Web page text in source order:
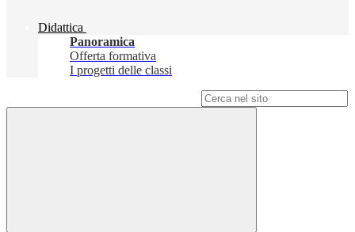
Didattica
Panoramica
Offerta formativa
I progetti delle classi